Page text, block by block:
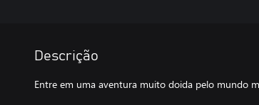
Descrição
Entre em uma aventura muito doida pelo mundo